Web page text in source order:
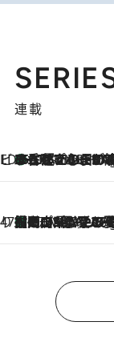
連載
ビューティいいもの集め EDITORS' BEST
17 Minutes
35℃超えの日の夜、枕にひと吹き！ BAUMのルームスプレーが、ひのきの香りで心まで解きほぐす
47都道府県の手みやげ ひんやりスイーツで
17 Minutes
【岡山県】この夏絶対食べたい 冷やしておいしいおやつ3選 フルーツが主役のプリンやアイスが勢揃い